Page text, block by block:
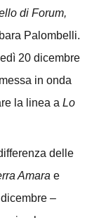
di Forum,
Palombelli.
20 dicembre
in onda
la linea aLo
delle
Amara e
–